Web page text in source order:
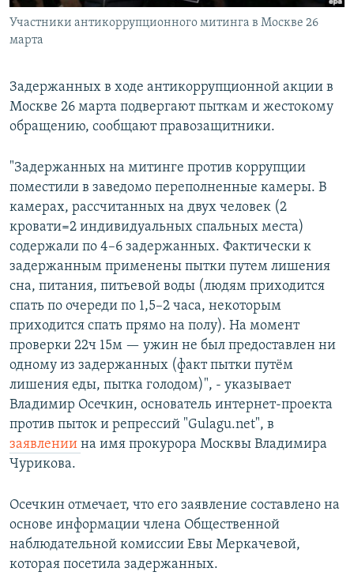
Участники антикоррупционного митинга в Москве 26
марта
Задержанных в ходе антикоррупционной акции в
Москве 26 марта подвергают пыткам и жестокому
обращению, сообщают правозащитники.
"Задержанных на митинге против коррупции
поместили в заведомо переполненные камеры. В
камерах, рассчитанных на двух человек (2
кровати=2 индивидуальных спальных места)
содержали по 4–6 задержанных. Фактически к
задержанным применены пытки путем лишения
сна, питания, питьевой воды (людям приходится
спать по очереди по 1,5–2 часа, некоторым
приходится спать прямо на полу). На момент
проверки 22ч 15м — ужин не был предоставлен ни
одному из задержанных (факт пытки путём
лишения еды, пытка голодом)", - указывает
Владимир Осечкин, основатель интернет-проекта
против пыток и репрессий "Gulagu.net", в
заявлении на имя прокурора Москвы Владимира
Чурикова.
Осечкин отмечает, что его заявление составлено на
основе информации члена Общественной
наблюдательной комиссии Евы Меркачевой,
которая посетила задержанных.